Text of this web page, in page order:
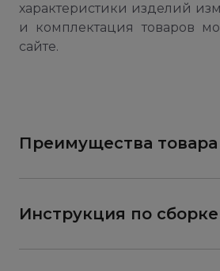
характеристики изделий
и комплектация товаров
сайте.
Преимущества товара
Инструкция по сборке